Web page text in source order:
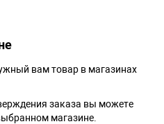
вам товар в магазинах
заказа вы можете
магазине.